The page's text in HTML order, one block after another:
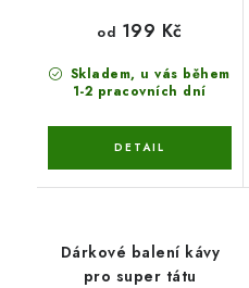
Skladem, u vás během
1-2 pracovních dní
od 199 Kč
Dárkové balení kávy
pro super tátu